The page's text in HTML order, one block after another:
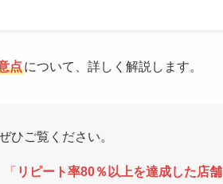
点について、詳しく解説します。
ひご覧ください。
「 リピート率80％以上を達成した店舗